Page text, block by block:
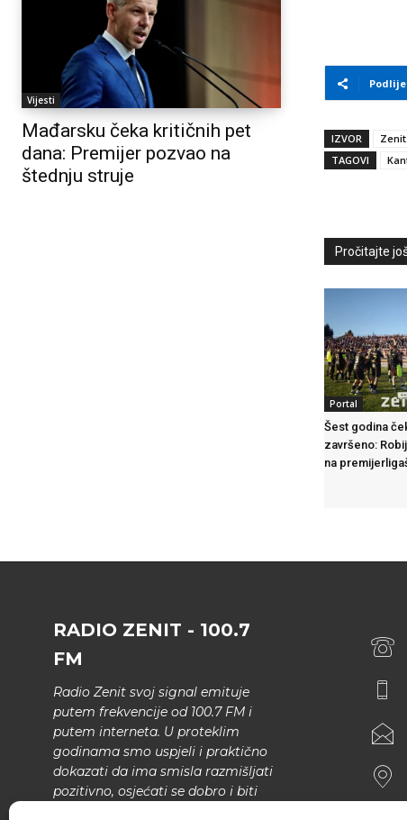
Vijesti
Mađarsku čeka kritičnih pet
dana: Premijer pozvao na
štednju struje
IZVOR
TAGOVI
Pročitajte
Portal
Šest godina
završeno:
na
RADIO ZENIT - 100.7
FM
Radio Zenit svoj signal emituje
putem frekvencije od 100.7 FM i
putem interneta. U proteklim
godinama smo uspjeli i praktično
dokazati da ima smisla razmišljati
pozitivno, osjećati se dobro i biti